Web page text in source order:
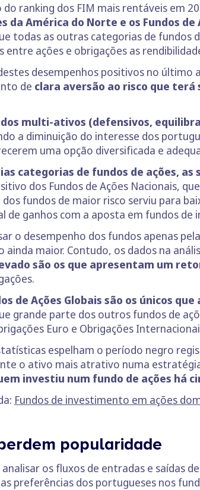
ranking dos FIM mais rentáveis em
da América do Norte e os Fundos
todas as outras categorias de fundos
entre ações e obrigações as
desempenhos positivos no último
de clara aversão ao risco que
multi-ativos (defensivos,
a diminuição do interesse dos
uma opção diversificada e
categorias de fundos de ações,
dos Fundos de Ações Nacionais,
fundos de maior risco serviu para
de ganhos com a aposta em fundos de
o desempenho dos fundos apenas
ainda maior. Contudo, os dados na
são os que apresentam um
de Ações Globais são os únicos
grande parte dos outros fundos de
Euro e Obrigações
espelham o período negro
o ativo mais atrativo numa
investiu num fundo de ações há
Fundos de investimento em ações
popularidade
analisar os fluxos de entradas e saídas
preferências dos portugueses nos